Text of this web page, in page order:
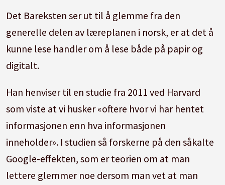
Det Bareksten ser ut til å glemme fra den
generelle delen av læreplanen i norsk, er at det å
kunne lese handler om å lese både på papir og
digitalt.
Han henviser til en studie fra 2011 ved Harvard
som viste at vi husker «oftere hvor vi har hentet
informasjonen enn hva informasjonen
inneholder». I studien så forskerne på den såkalte
Google-effekten, som er teorien om at man
lettere glemmer noe dersom man vet at man